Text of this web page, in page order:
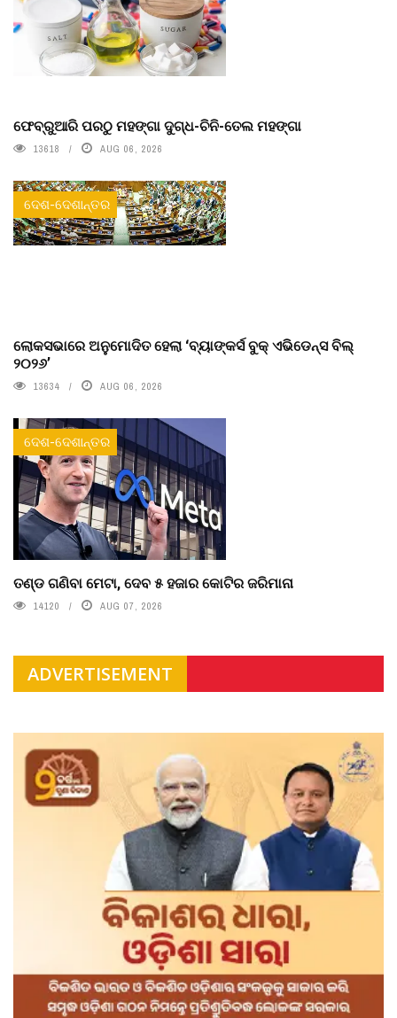
ଫେବ୍ରୁଆରି ପରଠୁ ମହଙ୍ଗା ଦୁଗ୍ଧ-ଚିନି-ତେଲ ମହଙ୍ଗା
13618 AUG 06, 2026
ଦେଶ-ଦେଶାନ୍ତର
ଲୋକସଭାରେ ଅନୁମୋଦିତ ହେଲା ‘ବ୍ୟାଙ୍କର୍ସ ବୁକ୍ ଏଭିଡେନ୍ସ ବିଲ୍
୨୦୨୬’
13634 AUG 06, 2026
ଦେଶ-ଦେଶାନ୍ତର
ତଣ୍ଡ ଗଣିବା ମେଟା, ଦେବ ୫ ହଜାର କୋଟିର ଜରିମାନା
14120 AUG 07, 2026
ADVERTISEMENT